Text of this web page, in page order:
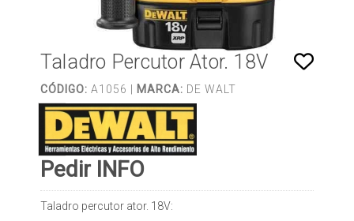
Taladro Percutor Ator. 18V
CÓDIGO: A1056 | MARCA: DE WALT
Pedir INFO
Taladro percutor ator. 18V: